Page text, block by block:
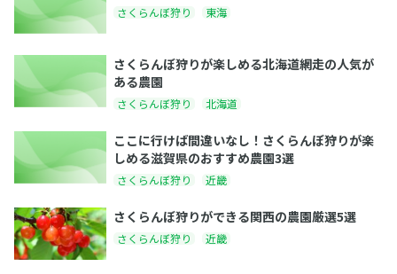
さくらんぼ狩り 東海
さくらんぼ狩りが楽しめる北海道網走の人気が
ある農園
さくらんぼ狩り 北海道
ここに行けば間違いなし！さくらんぼ狩りが楽
しめる滋賀県のおすすめ農園3選
さくらんぼ狩り 近畿
さくらんぼ狩りができる関西の農園厳選5選
さくらんぼ狩り 近畿